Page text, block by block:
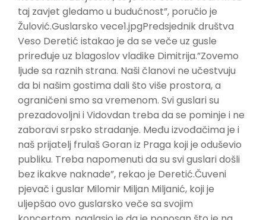
taj zavjet gledamo u budućnost”, poručio je
Žulović.Guslarsko vece1.jpgPredsjednik društva
Veso Deretić istakao je da se veče uz gusle
priređuje uz blagoslov vladike Dimitrija.”Zovemo
ljude sa raznih strana. Naši članovi ne učestvuju
da bi našim gostima dali što više prostora, a
ograničeni smo sa vremenom. Svi guslari su
prezadovoljni i Vidovdan treba da se pominje i ne
zaboravi srpsko stradanje. Među izvođačima je i
naš prijatelj frulaš Goran iz Praga koji je oduševio
publiku. Treba napomenuti da su svi guslari došli
bez ikakve naknade”, rekao je Deretić.Čuveni
pjevač i guslar Milomir Miljan Miljanić, koji je
uljepšao ovo guslarsko veče sa svojim